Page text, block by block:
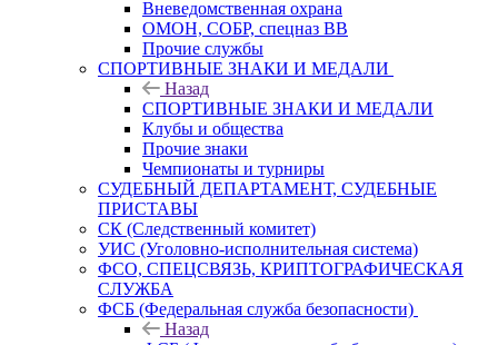
Вневедомственная охрана
ОМОН, СОБР, спецназ ВВ
Прочие службы
СПОРТИВНЫЕ ЗНАКИ И МЕДАЛИ
Назад
СПОРТИВНЫЕ ЗНАКИ И МЕДАЛИ
Клубы и общества
Прочие знаки
Чемпионаты и турниры
СУДЕБНЫЙ ДЕПАРТАМЕНТ, СУДЕБНЫЕ
ПРИСТАВЫ
СК (Следственный комитет)
УИС (Уголовно-исполнительная система)
ФСО, СПЕЦСВЯЗЬ, КРИПТОГРАФИЧЕСКАЯ
СЛУЖБА
ФСБ (Федеральная служба безопасности)
Назад